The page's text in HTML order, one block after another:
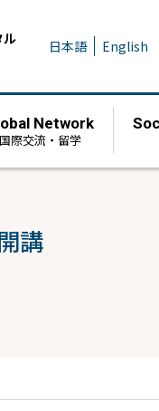
ル 日本語 English
Network
国際交流・留学
講